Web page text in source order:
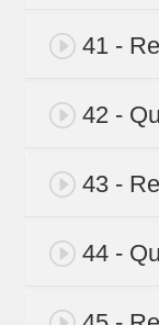
41 -
42 -
43 -
44 -